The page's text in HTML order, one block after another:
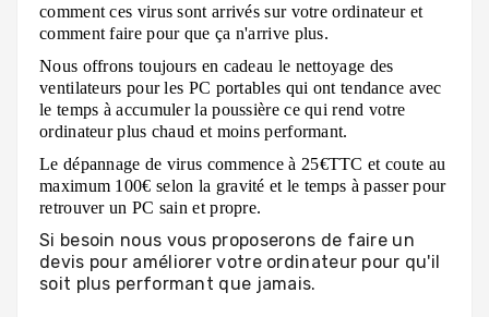
comment ces virus sont arrivés sur votre ordinateur et
comment faire pour que ça n'arrive plus.
Nous offrons toujours en cadeau le nettoyage des
ventilateurs pour les PC portables qui ont tendance avec
le temps à accumuler la poussière ce qui rend votre
ordinateur plus chaud et moins performant.
Le dépannage de virus commence à 25€TTC et coute au
maximum 100€ selon la gravité et le temps à passer pour
retrouver un PC sain et propre.
Si besoin nous vous proposerons de faire un
devis pour améliorer votre ordinateur pour qu'il
soit plus performant que jamais.